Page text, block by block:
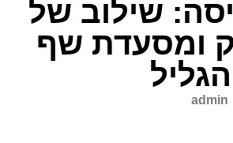
שילוב של
ומסעדת שף
admin